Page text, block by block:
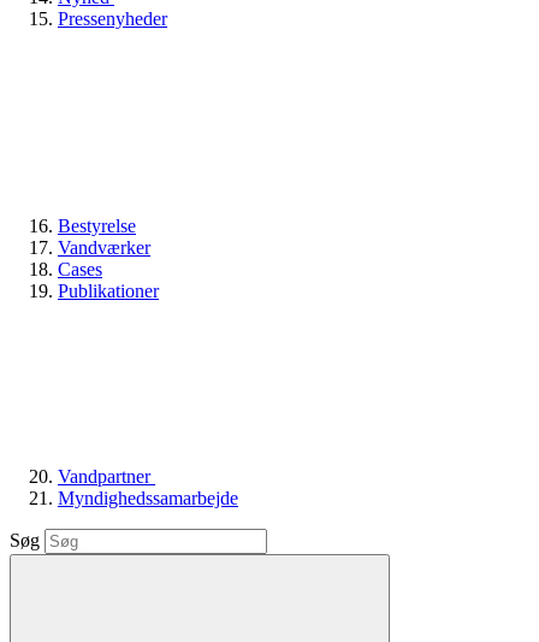
Pressenyheder
Bestyrelse
Vandværker
Cases
Publikationer
Vandpartner
Myndighedssamarbejde
Søg